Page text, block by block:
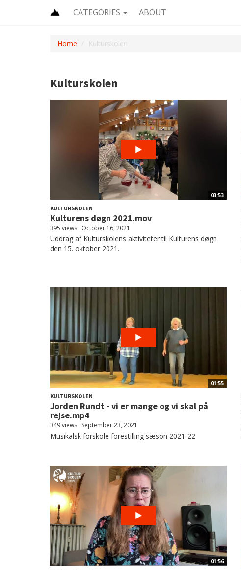
CATEGORIES ABOUT
Home Kulturskolen
Kulturskolen
03:53
KULTURSKOLEN
Kulturens døgn 2021.mov
395 views October 16, 2021
Uddrag af Kulturskolens aktiviteter til Kulturens døgn
den 15. oktober 2021.
01:55
KULTURSKOLEN
Jorden Rundt - vi er mange og vi skal på
rejse.mp4
349 views September 23, 2021
Musikalsk forskole forestilling sæson 2021-22
01:56